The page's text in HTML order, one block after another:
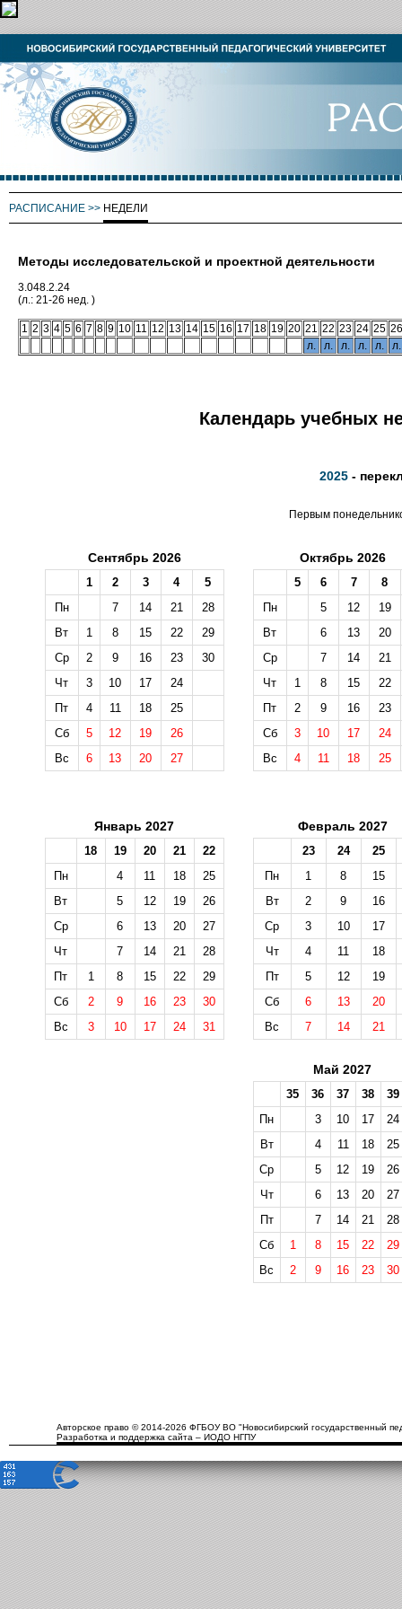
РАСПИСАНИЕ >> НЕДЕЛИ
Методы исследовательской и проектной деятельности
3.048.2.24
(л.: 21-26 нед. )
1 2 3 4 5 6 7 8 9 10 11 12 13 14 15 16 17 18 19 20 21 22 23 24 25 26
л.
л. л. л. л. л.
Календарь учебных
2025 -
Первым
Сентябрь 2026
1 2 3 4
5
Пн
7 14 21
28
Вт
1 8 15 22
29
Ср
2 9 16 23
30
Чт
3 10 17
24
Пт
4 11 18
25
Сб
5 12 19
26
Вс
6 13 20 27
Октябрь 2026
5 6 7
8
Пн
5 12
19
Вт
6 13
20
Ср
7 14
21
Чт
1 8 15
22
Пт
2 9 16
23
Сб
3 10 17
24
Вс
4 11 18 25
Январь 2027
18 19 20 21
22
Пн
4 11 18
25
Вт
5 12 19
26
Ср
6 13 20
27
Чт
7 14 21
28
Пт
1 8 15 22
29
Сб
2 9 16 23
30
Вс
3 10 17 24 31
Февраль 2027
23 24
25
Пн
1 8
15
Вт
2 9
16
Ср
3 10
17
Чт
4 11
18
Пт
5 12
19
Сб
6 13
20
Вс
7 14 21
Май 2027
35 36 37 38
39
Пн
3 10 17
24
Вт
4 11 18
25
Ср
5 12 19
26
Чт
6 13 20
27
Пт
7 14 21
28
Сб
1 8 15 22
29
Вс
2 9 16 23 30
Авторское право © 2014-2026 ФГБОУ ВО "Новосибирский государственный
Разработка и поддержка сайта – ИОДО НГПУ